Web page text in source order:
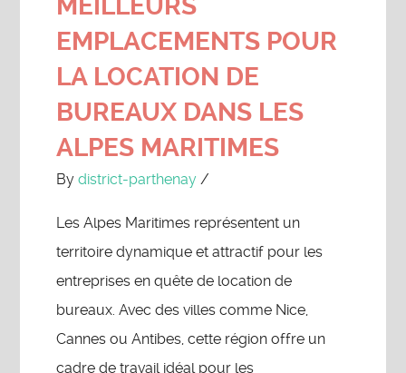
EMPLACEMENTS POUR
LA LOCATION DE
BUREAUX DANS LES
ALPES MARITIMES
Bydistrict-parthenay /
Les Alpes Maritimes représentent un
territoire dynamique et attractif pour les
entreprises en quête de location de
bureaux. Avec des villes comme Nice,
Cannes ou Antibes, cette région offre un
cadre de travail idéal pour les